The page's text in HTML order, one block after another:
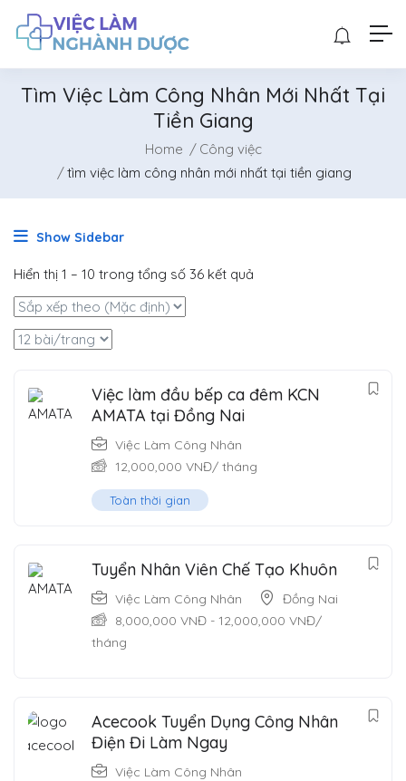
Tìm Việc Làm Công Nhân Mới Nhất Tại
Tiền Giang
Home
Công việc
tìm việc làm công nhân mới nhất tại tiền giang
Show Sidebar
Hiển thị 1 – 10 trong tổng số 36 kết quả
Việc làm đầu bếp ca đêm KCN
AMATA tại Đồng Nai
Việc Làm Công Nhân
12,000,000 VNĐ/ tháng
Toàn thời gian
Tuyển Nhân Viên Chế Tạo Khuôn
Việc Làm Công Nhân
Đồng Nai
8,000,000 VNĐ - 12,000,000 VNĐ/
tháng
Acecook Tuyển Dụng Công Nhân
Điện Đi Làm Ngay
Việc Làm Công Nhân